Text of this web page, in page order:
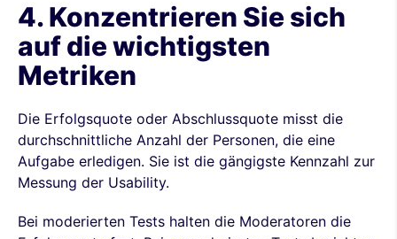
4. Konzentrieren Sie sich
auf die wichtigsten
Metriken
Die Erfolgsquote oder Abschlussquote misst die
durchschnittliche Anzahl der Personen, die eine
Aufgabe erledigen. Sie ist die gängigste Kennzahl zur
Messung der Usability.
Bei moderierten Tests halten die Moderatoren die